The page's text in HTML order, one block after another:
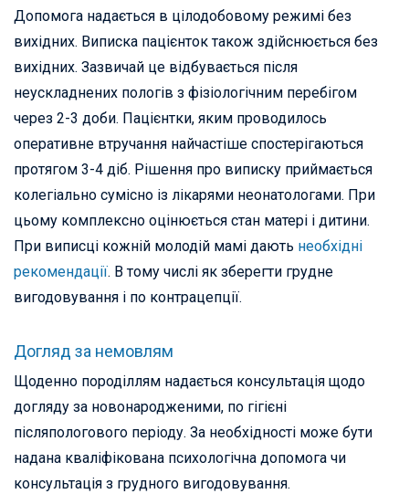
Допомога надається в цілодобовому режимі без
вихідних. Виписка пацієнток також здійснюється без
вихідних. Зазвичай це відбувається після
неускладнених пологів з фізіологічним перебігом
через 2-3 доби. Пацієнтки, яким проводилось
оперативне втручання найчастіше спостерігаються
протягом 3-4 діб. Рішення про виписку приймається
колегіально сумісно із лікарями неонатологами. При
цьому комплексно оцінюється стан матері і дитини.
При виписці кожній молодій мамі дають необхідні
рекомендації. В тому числі як зберегти грудне
вигодовування і по контрацепції.
Догляд за немовлям
Щоденно породіллям надається консультація щодо
догляду за новонародженими, по гігієні
післяпологового періоду. За необхідності може бути
надана кваліфікована психологічна допомога чи
консультація з грудного вигодовування.